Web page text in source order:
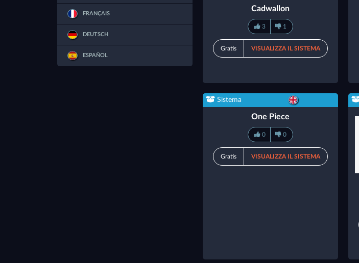
FRANÇAIS
DEUTSCH
ESPAÑOL
Cadwallon
3 1
Gratis VISUALIZZA IL SISTEMA
Sistema
One Piece
0 0
Gratis VISUALIZZA IL SISTEMA